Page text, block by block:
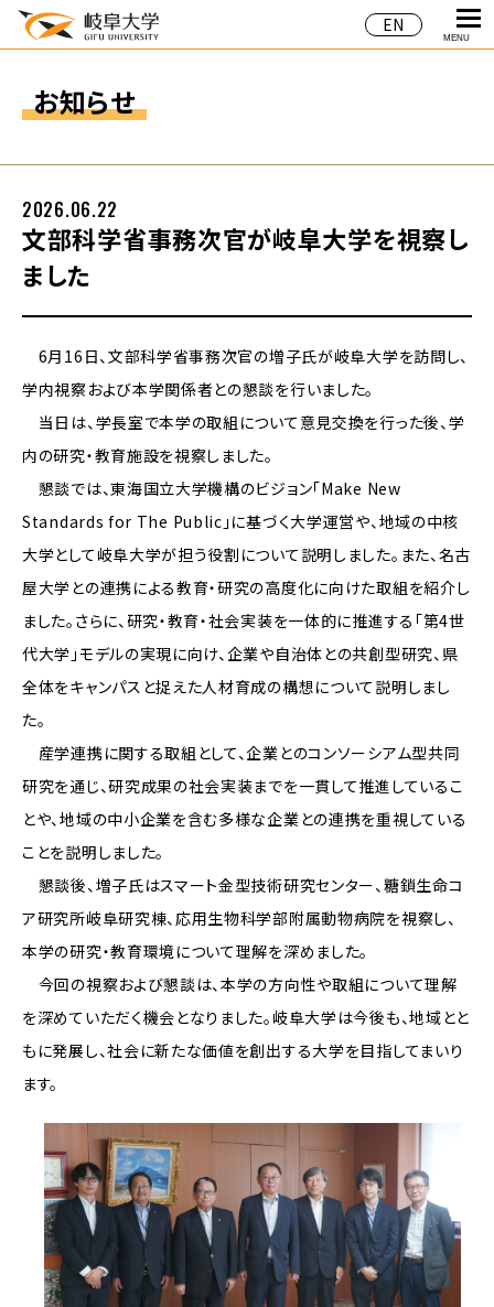
EN
MENU
お知らせ
文部科学省事務次官が岐阜大学を視察し
ました
2026.06.22
6月16日、文部科学省事務次官の増子氏が岐阜大学を訪問し、
学内視察および本学関係者との懇談を行いました。
当日は、学長室で本学の取組について意見交換を行った後、学
内の研究・教育施設を視察しました。
懇談では、東海国立大学機構のビジョン「Make New
Standards for The Public」に基づく大学運営や、地域の中核
大学として岐阜大学が担う役割について説明しました。また、名古
屋大学との連携による教育・研究の高度化に向けた取組を紹介し
ました。さらに、研究・教育・社会実装を一体的に推進する「第4世
代大学」モデルの実現に向け、企業や自治体との共創型研究、県
全体をキャンパスと捉えた人材育成の構想について説明しまし
た。
産学連携に関する取組として、企業とのコンソーシアム型共同
研究を通じ、研究成果の社会実装までを一貫して推進しているこ
とや、地域の中小企業を含む多様な企業との連携を重視している
ことを説明しました。
懇談後、増子氏はスマート金型技術研究センター、糖鎖生命コ
ア研究所岐阜研究棟、応用生物科学部附属動物病院を視察し、
本学の研究・教育環境について理解を深めました。
今回の視察および懇談は、本学の方向性や取組について理解
を深めていただく機会となりました。岐阜大学は今後も、地域とと
もに発展し、社会に新たな価値を創出する大学を目指してまいり
ます。